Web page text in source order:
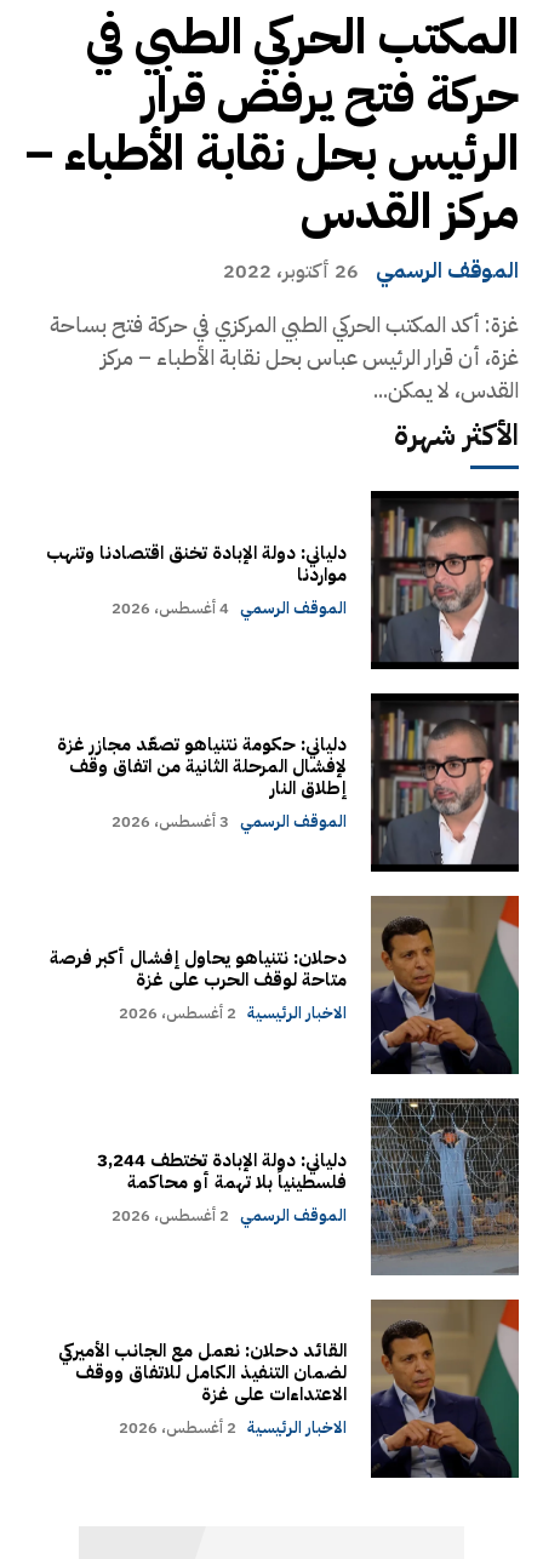
المكتب الحركي الطبي في
حركة فتح يرفض قرار
الرئيس بحل نقابة الأطباء –
مركز القدس
الموقف الرسمي 26 أكتوبر، 2022
غزة: أكد المكتب الحركي الطبي المركزي في حركة فتح بساحة
غزة، أن قرار الرئيس عباس بحل نقابة الأطباء – مركز
القدس، لا يمكن...
الأكثر شهرة
دلياني: دولة الإبادة تخنق اقتصادنا وتنهب
مواردنا
الموقف الرسمي 4 أغسطس، 2026
دلياني: حكومة نتنياهو تصعّد مجازر غزة
لإفشال المرحلة الثانية من اتفاق وقف
إطلاق النار
الموقف الرسمي 3 أغسطس، 2026
دحلان: نتنياهو يحاول إفشال أكبر فرصة
متاحة لوقف الحرب على غزة
الاخبار الرئيسية 2 أغسطس، 2026
دلياني: دولة الإبادة تختطف 3,244
فلسطينياً بلا تهمة أو محاكمة
الموقف الرسمي 2 أغسطس، 2026
القائد دحلان: نعمل مع الجانب الأميركي
لضمان التنفيذ الكامل للاتفاق ووقف
الاعتداءات على غزة
الاخبار الرئيسية 2 أغسطس، 2026